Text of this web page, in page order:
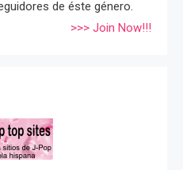
de éste género.
>>> Join Now!!!